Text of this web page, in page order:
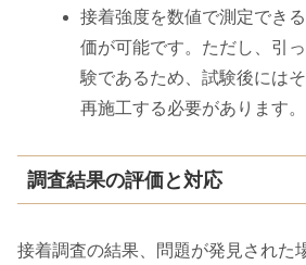
接着強度を数値で測定でき
価が可能です。ただし、引
験であるため、試験後には
再施工する必要があります。
調査結果の評価と対応
接着調査の結果、問題が発見された